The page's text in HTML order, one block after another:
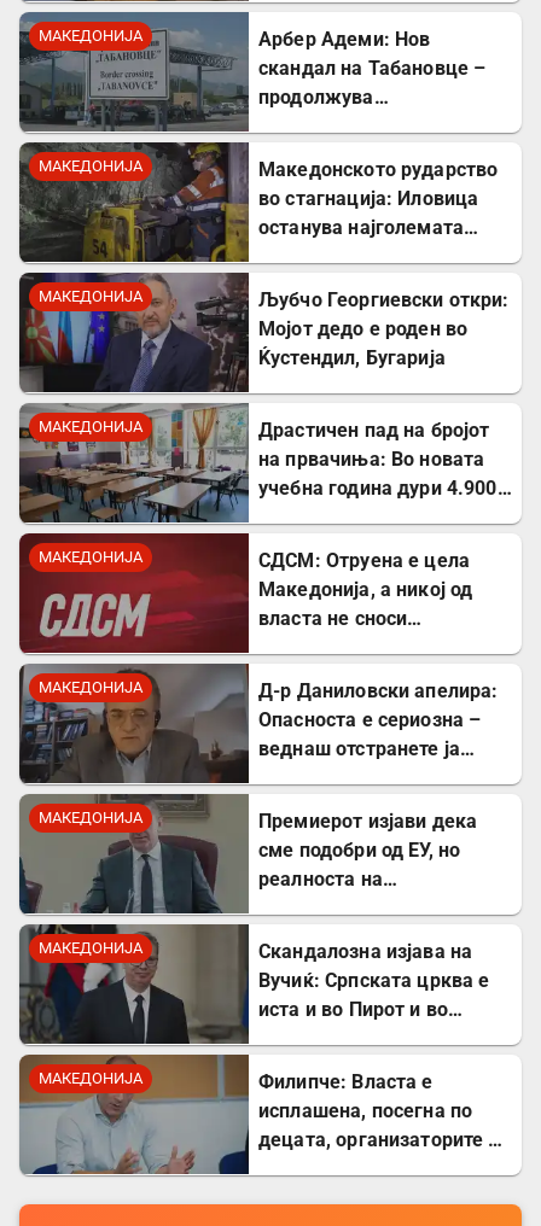
МАКЕДОНИЈА
Арбер Адеми: Нов
скандал на Табановце –
продолжува
МАКЕДОНИЈА
Македонското рударство
во стагнација: Иловица
останува најголемата
МАКЕДОНИЈА
Љубчо Георгиевски откри:
Мојот дедо е роден во
Ќустендил, Бугарија
МАКЕДОНИЈА
Драстичен пад на бројот
на првачиња: Во новата
учебна година дури 4.900
МАКЕДОНИЈА
СДСМ: Отруена е цела
Македонија, а никој од
власта не сноси
МАКЕДОНИЈА
Д-р Даниловски апелира:
Опасноста е сериозна –
веднаш отстранете ја
западнонилска треска!
МАКЕДОНИЈА
Премиерот изјави дека
сме подобри од ЕУ, но
реалноста на
МАКЕДОНИЈА
Скандалозна изјава на
Вучиќ: Српската црква е
иста и во Пирот и во
МАКЕДОНИЈА
Филипче: Власта е
исплашена, посегна по
децата, организаторите и